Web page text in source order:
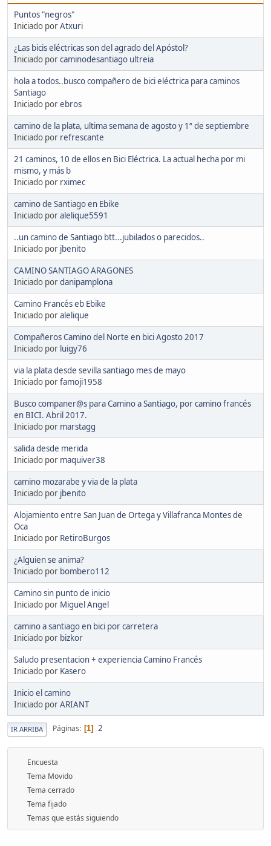
Puntos "negros"
Iniciado porAtxuri
¿Las bicis eléctricas son del agrado del Apóstol?
Iniciado porcaminodesantiago ultreia
hola a todos..busco compañero de bici eléctrica para caminos
Santiago
Iniciado porebros
camino de la plata, ultima semana de agosto y 1ª de septiembre
Iniciado por refrescante
21 caminos, 10 de ellos en Bici Eléctrica. La actual hecha por mi
mismo, y más b
Iniciado por rximec
camino de Santiago en Ebike
Iniciado poralelique5591
..un camino de Santiago btt...jubilados o parecidos..
Iniciado por jbenito
CAMINO SANTIAGO ARAGONES
Iniciado pordanipamplona
Camino Francés eb Ebike
Iniciado poralelique
Compañeros Camino del Norte en bici Agosto 2017
Iniciado por luigy76
via la plata desde sevilla santiago mes de mayo
Iniciado porfamoji1958
Busco companer@s para Camino a Santiago, por camino francés
en BICI. Abril 2017.
Iniciado por marstagg
salida desde merida
Iniciado por maquiver38
camino mozarabe y via de la plata
Iniciado por jbenito
Alojamiento entre San Juan de Ortega y Villafranca Montes de
Oca
Iniciado por RetiroBurgos
¿Alguien se anima?
Iniciado por bombero112
Camino sin punto de inicio
Iniciado por Miguel Angel
camino a santiago en bici por carretera
Iniciado por bizkor
Saludo presentacion + experiencia Camino Francés
Iniciado por Kasero
Inicio el camino
Iniciado porARIANT
IR ARRIBA Páginas 1 2
Encuesta
Tema Movido
Tema cerrado
Tema fijado
Temas que estás siguiendo